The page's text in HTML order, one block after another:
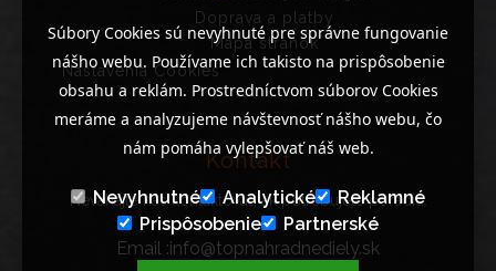
Doprava a platby
Mapa stránok
Nastavenia Cookies
Kontakt
Neváhajte nás kontaktovať, ak potrebujete poradiť..
Email :info@topnahradnediely.sk
Súbory Cookies sú nevyhnuté pre správne fungovanie
nášho webu. Používame ich takisto na prispôsobenie
obsahu a reklám. Prostredníctvom súborov Cookies
meráme a analyzujeme návštevnosť nášho webu, čo
nám pomáha vylepšovať náš web.
Nevyhnutné Analytické
Reklamné
Prispôsobenie
Partnerské